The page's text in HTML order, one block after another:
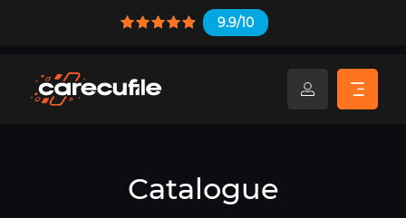
9.9/10
Catalogue